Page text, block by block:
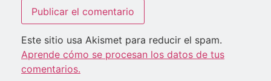
Este sitio usa Akismet para reducir el spam.
Aprende cómo se procesan los datos de tus
comentarios.